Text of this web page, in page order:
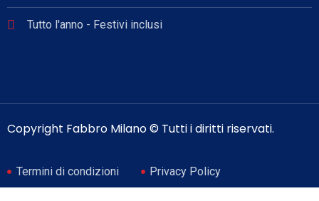
Tutto l'anno - Festivi inclusi
Copyright Fabbro Milano © Tutti i diritti riservati.
Termini di condizioni Privacy Policy